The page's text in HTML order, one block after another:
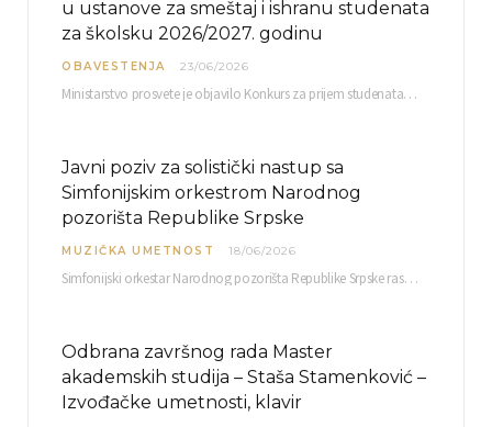
u ustanove za smeštaj i ishranu studenata
za školsku 2026/2027. godinu
OBAVESTENJA 23/06/2026
Ministarstvo prosvete je objavilo Konkurs za prijem studenata visokoškolskih ustanova u Republici Srbiji u ustanove…
Javni poziv za solistički nastup sa
Simfonijskim orkestrom Narodnog
pozorišta Republike Srpske
MUZIČKA UMETNOST 18/06/2026
Simfonijski orkestar Narodnog pozorišta Republike Srpske raspisuje javni poziv za učešće u projektu „CRESCENDO: Nova…
Odbrana završnog rada Master
akademskih studija – Staša Stamenković –
Izvođačke umetnosti, klavir